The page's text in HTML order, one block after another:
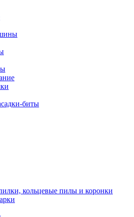
биты
кольцевые пилы и коронки